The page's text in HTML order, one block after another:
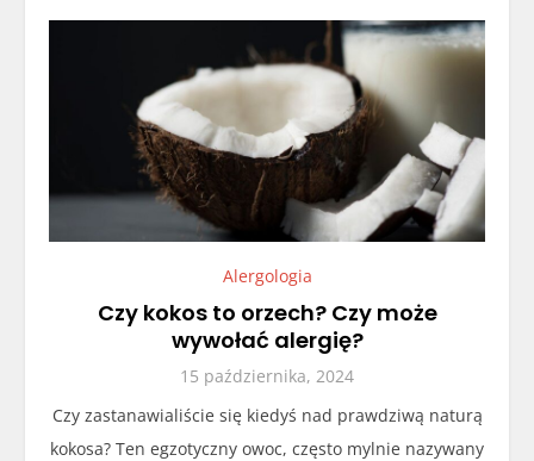
Alergologia
Czy kokos to orzech? Czy może
wywołać alergię?
15 października, 2024
Czy zastanawialiście się kiedyś nad prawdziwą naturą
kokosa? Ten egzotyczny owoc, często mylnie nazywany